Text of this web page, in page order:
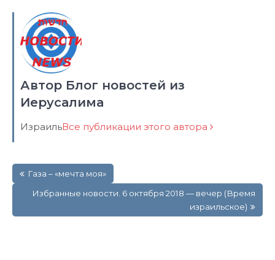
Автор Блог новостей из
Иерусалима
ИзраильВсе публикации этого автора
по
записям
Газа – «мечта моя»
Избранные новости. 6 октября 2018 — вечер (Время
израильское)